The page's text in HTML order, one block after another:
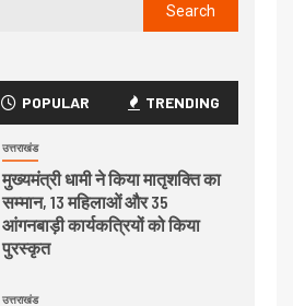
POPULAR TRENDING
उत्तराखंड
मुख्यमंत्री धामी ने किया मातृशक्ति का
सम्मान, 13 महिलाओं और 35
आंगनबाड़ी कार्यकत्रियों को किया
पुरस्कृत
उत्तराखंड